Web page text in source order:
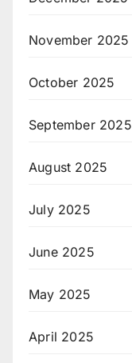
November 2025
October 2025
September 2025
August 2025
July 2025
June 2025
May 2025
April 2025